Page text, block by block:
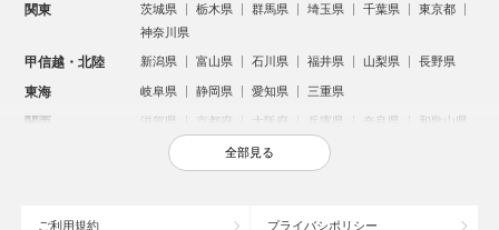
関東 茨城県 栃木県 群馬県 埼玉県 千葉県
東京都
神奈川県
甲信越・北陸 新潟県 富山県 石川県 福井県 山梨県 長野県
東海 岐阜県 静岡県 愛知県 三重県
関西 滋賀県 京都府 大阪府 兵庫県 奈良県 和歌山県
鳥取県 島根県 岡山県 広島県
全部見る
ご利用規約 プライバシポリシー